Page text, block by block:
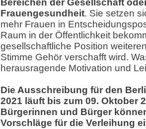
Bereichen der Gesellschaft
Frauengesundheit. Sie setzen
mehr Frauen in
Raum in der Öffentlichkeit
gesellschaftliche Position
Stimme Gehör verschafft wird.
herausragende Motivation und
Die Ausschreibung für den
2021 läuft bis zum 09. Oktober
Bürgerinnen und Bürger
Vorschläge für die Verleihung